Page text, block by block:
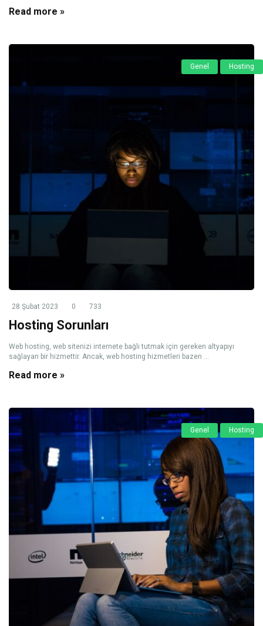
Read more »
Genel Hosting
28 Şubat 2023 0 733
Hosting Sorunları
Web hosting, web sitenizi internete bağlı tutmak için gereken altyapıyı
sağlayan bir hizmettir. Ancak, web hosting hizmetleri bazen ...
Read more »
Genel Hosting